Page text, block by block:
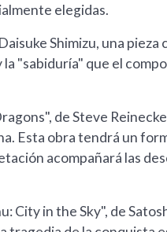
elegidas.
Shimizu, una
"sabiduría" que el
de Steve
Esta obra tendrá un
acompañará las
in the Sky", de